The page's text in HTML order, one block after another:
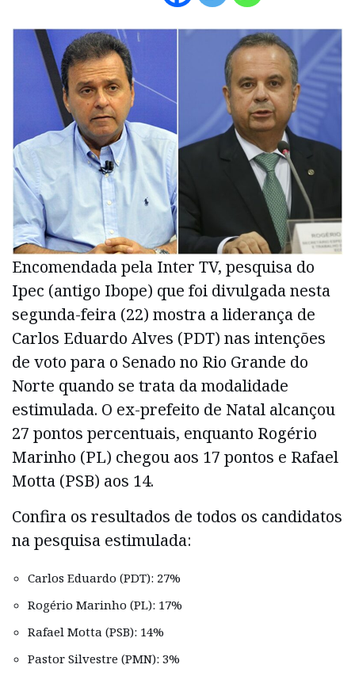
Encomendada pela Inter TV, pesquisa do
Ipec (antigo Ibope) que foi divulgada nesta
segunda-feira (22) mostra a liderança de
Carlos Eduardo Alves (PDT) nas intenções
de voto para o Senado no Rio Grande do
Norte quando se trata da modalidade
estimulada. O ex-prefeito de Natal alcançou
27 pontos percentuais, enquanto Rogério
Marinho (PL) chegou aos 17 pontos e Rafael
Motta (PSB) aos 14.
Confira os resultados de todos os candidatos
na pesquisa estimulada:
Carlos Eduardo (PDT): 27%
Rogério Marinho (PL): 17%
Rafael Motta (PSB): 14%
Pastor Silvestre (PMN): 3%